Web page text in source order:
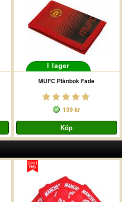
I lager
MUFC Plånbok Fade
139 kr